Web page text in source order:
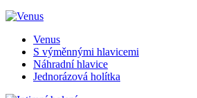
Venus
S výměnnými hlavicemi
Náhradní hlavice
Jednorázová holítka